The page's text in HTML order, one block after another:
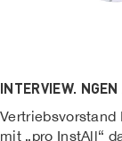
INTERVIEW.
mit „pro InstAll“